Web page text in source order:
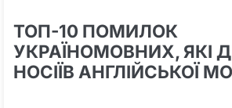
ТОП-10 ПОМИЛОК
УКРАЇНОМОВНИХ, ЯКІ
НОСІЇВ АНГЛІЙСЬКОЇ